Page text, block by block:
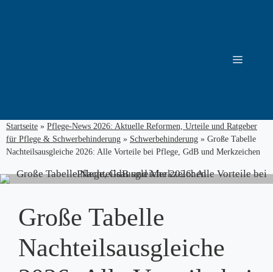
Menü
Startseite » Pflege-News 2026: Aktuelle Reformen, Urteile und Ratgeber
für Pflege & Schwerbehinderung » Schwerbehinderung » Große Tabelle
Nachteilsausgleiche 2026: Alle Vorteile bei Pflege, GdB und Merkzeichen
Große Tabelle
Nachteilsausgleiche